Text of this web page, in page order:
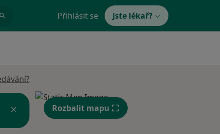
Přihlásit se Jste lékař?
Rozbalit mapu